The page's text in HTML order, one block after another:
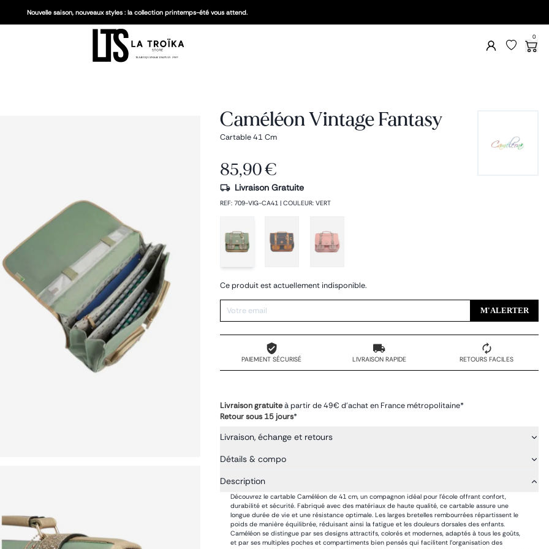
Nouvelle saison, nouveaux styles : la collection printemps-été vous attend.
0
Caméléon Vintage Fantasy
Cartable 41 Cm
85,90 €
Livraison Gratuite
REF: 709-VIG-CA41| COULEUR: VERT
Ce produit est actuellement indisponible.
M'ALERTER
PAIEMENT SÉCURISÉ LIVRAISON RAPIDE RETOURS FACILES
Livraison gratuiteà partir de 49€ d'achat en France métropolitaine*
Retour sous 15 jours*
Livraison, échange et retours
Détails & compo
Description
Découvrez le cartable Caméléon de 41 cm, un compagnon idéal pour l'école offrant confort,
durabilité et sécurité. Fabriqué avec des matériaux de haute qualité, ce cartable assure une
longue durée de vie et une résistance optimale. Les larges bretelles rembourrées répartissent le
poids de manière équilibrée, réduisant ainsi la fatigue et les douleurs dorsales des enfants.
Caméléon se distingue par ses designs attractifs, colorés et modernes, adaptés à tous les goûts,
et par ses multiples poches et compartiments bien pensés qui facilitent l'organisation des